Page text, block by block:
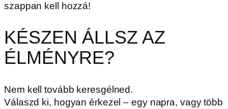
szappan kell hozzá!
KÉSZEN ÁLLSZ AZ
ÉLMÉNYRE?
Nem kell tovább keresgélned.
Válaszd ki, hogyan érkezel – egy napra, vagy több